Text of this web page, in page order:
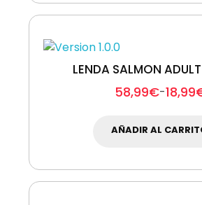
LENDA SALMON
18,99
-
58,99€
AÑADIR AL